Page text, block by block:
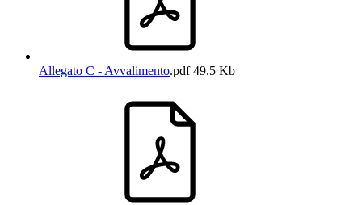
Allegato C - Avvalimento.pdf49.5 Kb